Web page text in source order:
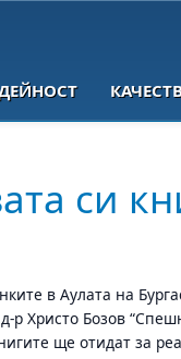
си
в Аулата на
р Христо Бозов
ще отидат за